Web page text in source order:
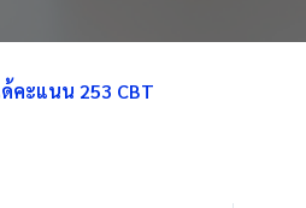
คะแนน 253 CBT